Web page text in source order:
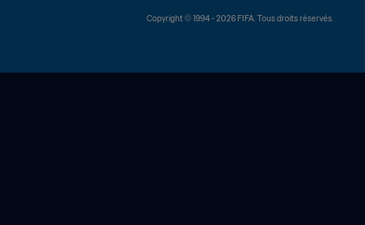
Copyright © 1994 - 2026 FIFA. Tous droits réservés.